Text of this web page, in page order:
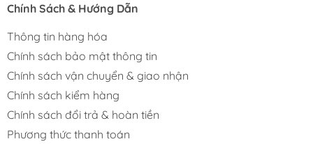
Chính Sách & Hướng Dẫn
Thông tin hàng hóa
Chính sách bảo mật thông tin
Chính sách vận chuyển & giao nhận
Chính sách kiểm hàng
Chính sách đổi trả & hoàn tiền
Phương thức thanh toán